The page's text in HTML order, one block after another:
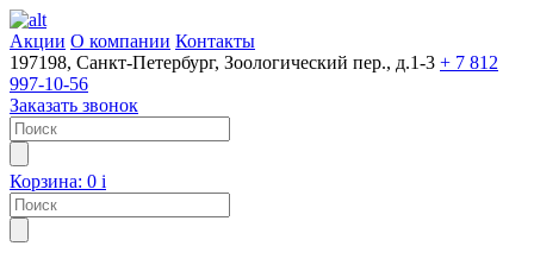
Акции О компании Контакты
197198, Санкт-Петербург, Зоологический пер., д.1-3 + 7 812
997-10-56
Заказать звонок
Корзина: 0 i